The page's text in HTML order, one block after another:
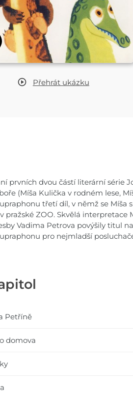
Přehrát ukázku
prvních dvou částí literární série
(Míša Kulička v rodném lese,
třetí díl, v němž se
pražské ZOO. Skvělá interpretace
Vadima Petrova povýšily titul
pro nejmladší
Petříně
domova